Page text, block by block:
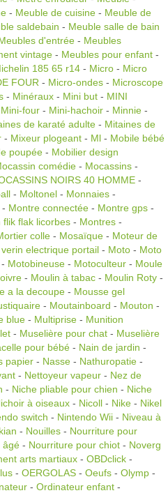
- Meuble de cuisine - Meuble de
saldebain - Meuble salle de bain
d'entrée - Meubles
vintage - Meubles pour enfant -
185 65 r14 - Micro - Micro
FOUR - Micro-ondes - Microscope
- Minéraux - Mini but - MINI
Mini-four - Mini-hachoir - Minnie -
de karaté adulte - Mitaines de
- Mixeur plogeant - Ml - Mobile bébé
poupée - Mobilier design
comédie - Mocassins -
NOIRS 40 HOMME -
- Moltonel - Monnaies -
- Montre connectée - Montre gps -
flik flak licorbes - Montres -
colle - Mosaïque - Moteur de
electrique portail - Moto - Moto
- Motobineuse - Motoculteur - Moule
- Moulin à tabac - Moulin Roty -
a la decoupe - Mousse gel
- Moutainboard - Mouton -
blue - Multiprise - Munition
- Muselière pour chat - Muselière
pour bébé - Nain de jardin -
papier - Nasse - Nathuropatie -
- Nettoyeur vapeur - Nez de
- Niche pliable pour chien - Niche
à oiseaux - Nicoll - Nike - Nikel
switch - Nintendo Wii - Niveau à
- Nouilles - Nourriture pour
âgé - Nourriture pour chiot - Noverg
arts martiaux - OBDclick -
- OERGOLAS - Oeufs - Olymp -
- Ordinateur enfant -